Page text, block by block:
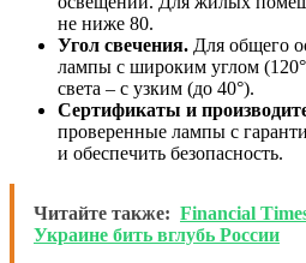
не ниже 80.
Угол свечения. Для общего
лампы с широким углом
света – с узким (до 40°).
Сертификаты и
проверенные лампы с
и обеспечить безопасность.
Читайте также: Financial
Украине бить вглубь России